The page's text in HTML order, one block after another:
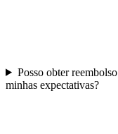
Posso obter
minhas expectativas?